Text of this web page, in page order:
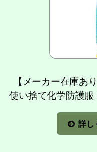
【メーカー在庫あ
使い捨て化学防護
詳し